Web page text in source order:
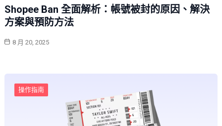
Shopee Ban 全面解析：帳號被封的原因、解決
方案與預防方法
8 月 20, 2025
操作指南